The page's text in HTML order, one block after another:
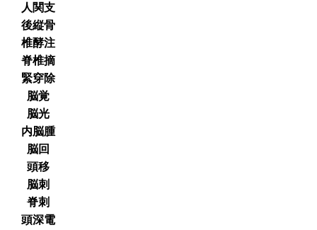
人関支
後縦骨
椎酵注
脊椎摘
緊穿除
脳覚
脳光
内脳腫
脳回
頭移
脳刺
脊刺
頭深電